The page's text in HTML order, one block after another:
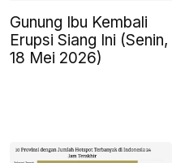
Gunung Ibu Kembali
Erupsi Siang Ini (Senin,
18 Mei 2026)